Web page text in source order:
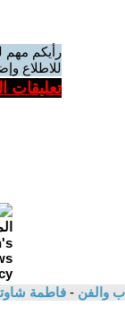
رأيكم مهم
للاطلاع
تعليقات
والفن - فاطمة